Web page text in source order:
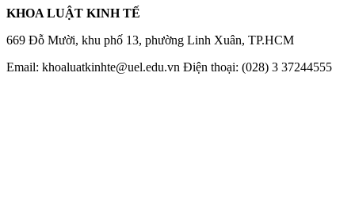
KHOA LUẬT KINH TẾ
669 Đỗ Mười, khu phố 13, phường Linh Xuân, TP.HCM
Email: khoaluatkinhte@uel.edu.vn Điện thoại: (028) 3 37244555